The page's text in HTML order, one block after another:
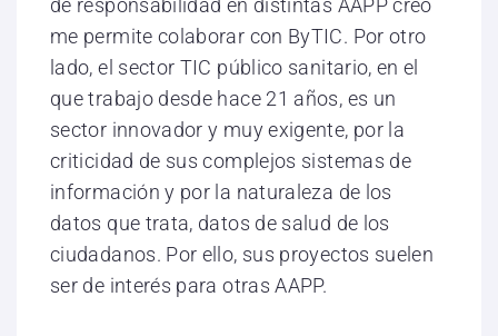
me permite colaborar con ByTIC. Por otro
lado, el sector TIC público sanitario, en el
que trabajo desde hace 21 años, es un
sector innovador y muy exigente, por la
criticidad de sus complejos sistemas de
información y por la naturaleza de los
datos que trata, datos de salud de los
ciudadanos. Por ello, sus proyectos suelen
ser de interés para otras AAPP.